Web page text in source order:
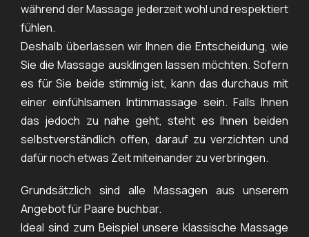
während der Massage jederzeit wohl und respektiert
fühlen.
Deshalb überlassen wir Ihnen die Entscheidung, wie
Sie die Massage ausklingen lassen möchten. Sofern
es für Sie beide stimmig ist, kann das durchaus mit
einer einfühlsamen Intimmassage sein. Falls Ihnen
das jedoch zu nahe geht, steht es Ihnen beiden
selbstverständlich offen, darauf zu verzichten und
dafür noch etwas Zeit miteinander zu verbringen.
Grundsätzlich sind alle Massagen aus unserem
Angebot für Paare buchbar.
Ideal sind zum Beispiel unsere klassische Massage